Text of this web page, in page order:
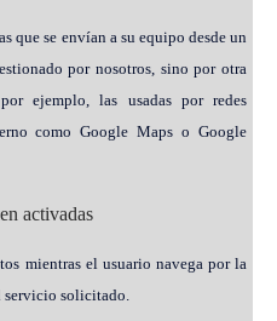
que se envían a su equipo desde un
por nosotros, sino por otra
ejemplo, las usadas por redes
como Google Maps o Google
activadas
mientras el usuario navega por la
servicio solicitado.